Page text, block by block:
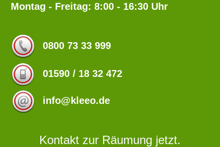
Montag - Freitag: 8:00 - 16:30 Uhr
0800 73 33 999
01590 / 18 32 472
info@kleeo.de
Kontakt zur Räumung jetzt.